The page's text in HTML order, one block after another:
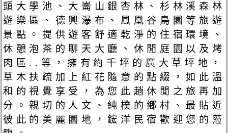
頭大學池、大崙山銀杏林、杉林溪森林
遊樂區、德興瀑布、鳳凰谷鳥園等旅遊
景點。提供遊客舒適乾淨的住宿環境、
休憩泡茶的聊天大廳、休閒庭園以及烤
肉區..等，擁有約千坪的廣大草坪地，
草木扶疏加上紅花隨意的點綴，如此溫
和的視覺享受，為您此趟休閒之旅再加
分。親切的人文、純樸的鄉村、最貼近
彼此的美麗園地，鋐洋民宿歡迎您的蒞